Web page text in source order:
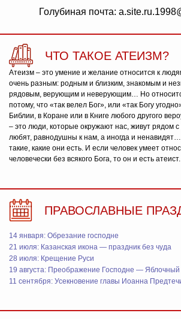
Голубиная почта:
ЧТО ТАКОЕ АТЕИЗМ?
Атеизм – это умение и желание относится к
очень разным: родным и близким, знакомым и
рядовым, верующим и неверующим… Но
потому, что «так велел Бог», или «так Богу
Библии, в Коране или в Книге любого другого
– это люди, которые окружают нас, живут рядом
любят, равнодушны к нам, а иногда и
такие, какие они есть. И если человек умеет
человечески без всякого Бога, то он и есть атеист.
ПРАВОСЛАВНЫЕ
14 января: Обрезание господне
21 июля: Казанская икона — праздник без чуда
28 июля: Крещение Руси
19 августа: Преображение Господне — Яблочный
11 сентября: Усекновение главы Иоанна